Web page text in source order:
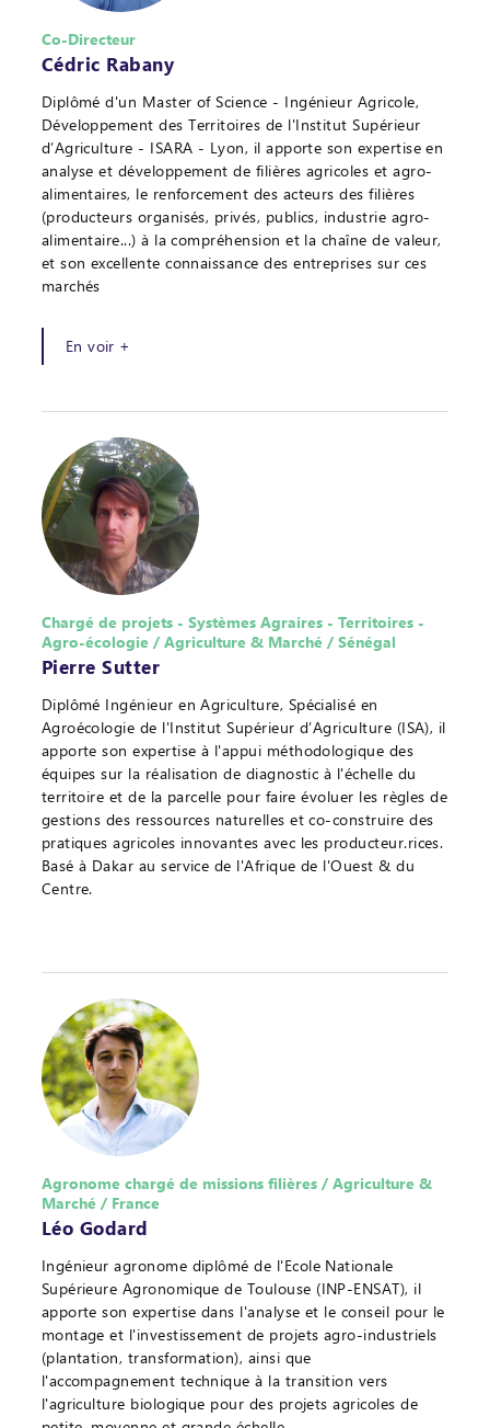
Co-Directeur
Cédric Rabany
Diplômé d'un Master of Science - Ingénieur Agricole,
Développement des Territoires de l'Institut Supérieur
d’Agriculture - ISARA - Lyon, il apporte son expertise en
analyse et développement de filières agricoles et agro-
alimentaires, le renforcement des acteurs des filières
(producteurs organisés, privés, publics, industrie agro-
alimentaire...) à la compréhension et la chaîne de valeur,
et son excellente connaissance des entreprises sur ces
marchés
En voir +
Chargé de projets - Systèmes Agraires - Territoires -
Agro-écologie / Agriculture & Marché / Sénégal
Pierre Sutter
Diplômé Ingénieur en Agriculture, Spécialisé en
Agroécologie de l'Institut Supérieur d’Agriculture (ISA), il
apporte son expertise à l'appui méthodologique des
équipes sur la réalisation de diagnostic à l'échelle du
territoire et de la parcelle pour faire évoluer les règles de
gestions des ressources naturelles et co-construire des
pratiques agricoles innovantes avec les producteur.rices.
Basé à Dakar au service de l'Afrique de l'Ouest & du
Centre.
Agronome chargé de missions filières / Agriculture &
Marché / France
Léo Godard
Ingénieur agronome diplômé de l'Ecole Nationale
Supérieure Agronomique de Toulouse (INP-ENSAT), il
apporte son expertise dans l'analyse et le conseil pour le
montage et l'investissement de projets agro-industriels
(plantation, transformation), ainsi que
l'accompagnement technique à la transition vers
l'agriculture biologique pour des projets agricoles de